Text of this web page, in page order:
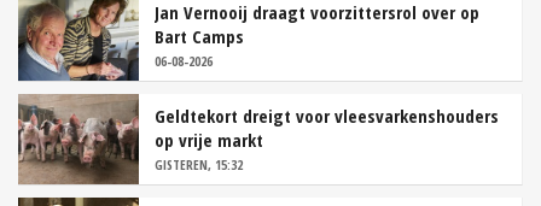
Jan Vernooij draagt voorzittersrol over op
Bart Camps
06-08-2026
Geldtekort dreigt voor vleesvarkenshouders
op vrije markt
GISTEREN, 15:32